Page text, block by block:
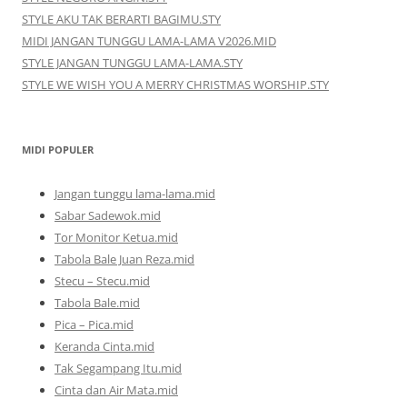
STYLE AKU TAK BERARTI BAGIMU.STY
MIDI JANGAN TUNGGU LAMA-LAMA V2026.MID
STYLE JANGAN TUNGGU LAMA-LAMA.STY
STYLE WE WISH YOU A MERRY CHRISTMAS WORSHIP.STY
MIDI POPULER
Jangan tunggu lama-lama.mid
Sabar Sadewok.mid
Tor Monitor Ketua.mid
Tabola Bale Juan Reza.mid
Stecu – Stecu.mid
Tabola Bale.mid
Pica – Pica.mid
Keranda Cinta.mid
Tak Segampang Itu.mid
Cinta dan Air Mata.mid